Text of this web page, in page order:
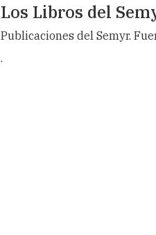
Los Libros del
Publicaciones del Semyr.
.